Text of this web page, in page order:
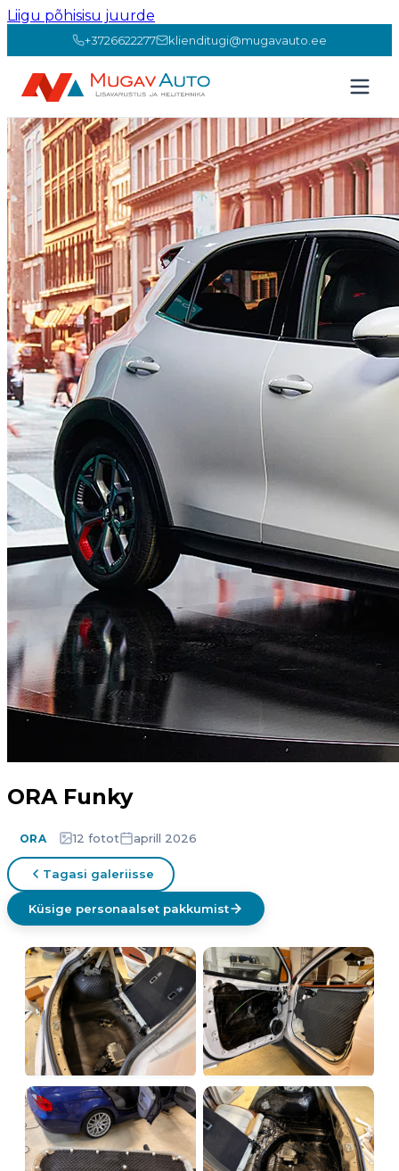
Liigu põhisisu juurde
+3726622277 klienditugi@mugavauto.ee
ORA Funky
ORA 12 fotot aprill 2026
Tagasi galeriisse
Küsige personaalset pakkumist